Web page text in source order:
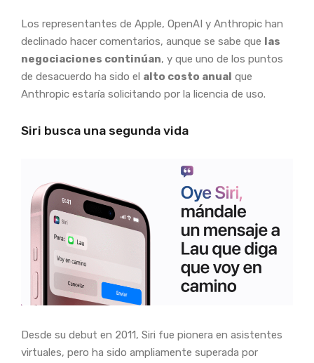
Los representantes de Apple, OpenAI y Anthropic han
declinado hacer comentarios, aunque se sabe que las
negociaciones continúan, y que uno de los puntos
de desacuerdo ha sido el alto costo anual que
Anthropic estaría solicitando por la licencia de uso.
Siri busca una segunda vida
Desde su debut en 2011, Siri fue pionera en asistentes
virtuales, pero ha sido ampliamente superada por